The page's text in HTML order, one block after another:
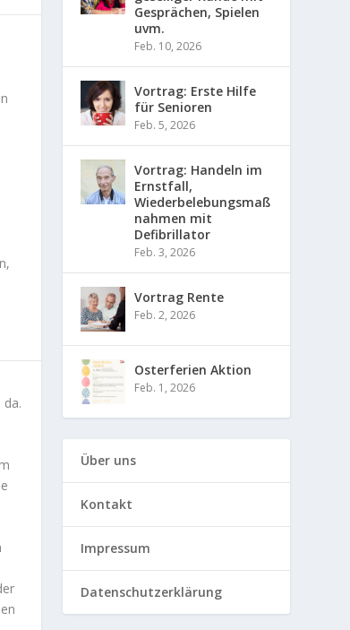
Gesprächen, Spielen
uvm.
Feb. 10, 2026
Vortrag: Erste Hilfe
für Senioren
Feb. 5, 2026
Vortrag: Handeln im
Ernstfall,
Wiederbelebungsmaß
nahmen mit
Defibrillator
Feb. 3, 2026
Vortrag Rente
Feb. 2, 2026
Osterferien Aktion
Feb. 1, 2026
Über uns
Kontakt
Impressum
Datenschutzerklärung